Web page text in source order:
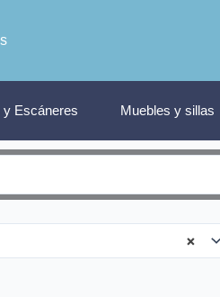
Escáneres Muebles y sillas
×